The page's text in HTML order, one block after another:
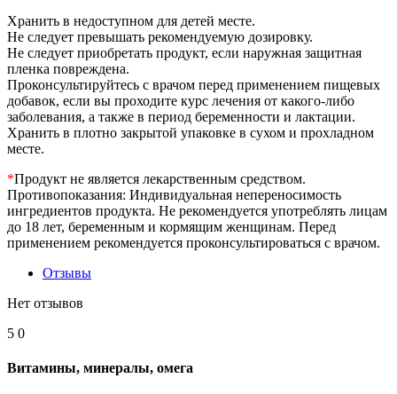
Хранить в недоступном для детей месте.
Не следует превышать рекомендуемую дозировку.
Не следует приобретать продукт, если наружная защитная
пленка повреждена.
Проконсультируйтесь с врачом перед применением пищевых
добавок, если вы проходите курс лечения от какого-либо
заболевания, а также в период беременности и лактации.
Хранить в плотно закрытой упаковке в сухом и прохладном
месте.
*Продукт не является лекарственным средством.
Противопоказания: Индивидуальная непереносимость
ингредиентов продукта. Не рекомендуется употреблять лицам
до 18 лет, беременным и кормящим женщинам. Перед
применением рекомендуется проконсультироваться с врачом.
Отзывы
Нет отзывов
5 0
Витамины, минералы, омега